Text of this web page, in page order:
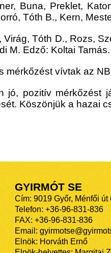
Buna, Preklet,
Tóth B., Kern,
Tóth D., Rozs,
M. Edző: Koltai Tamás.
mérkőzést vívtak az
jó, pozitív mérkőzést
Köszönjük a hazai
GYIRMÓT SE
Cím: 9019 Győr, Ménfői út
Telefon: +36-96-831-836
FAX: +36-96-831-836
Email:
Elnök: Horváth Ernő